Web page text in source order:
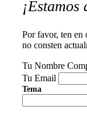
Por favor, ten en
no consten
Tu Nombre
Tu Email
Tema